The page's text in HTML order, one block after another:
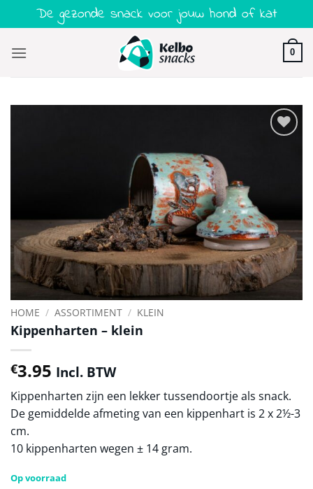
naar
De gezonde snack voor jouw hond of kat
0
HOME / ASSORTIMENT / KLEIN
Kippenharten – klein
€3.95 Incl. BTW
Kippenharten zijn een lekker tussendoortje als snack.
De gemiddelde afmeting van een kippenhart is 2 x 2½-3
cm.
10 kippenharten wegen ± 14 gram.
Op voorraad